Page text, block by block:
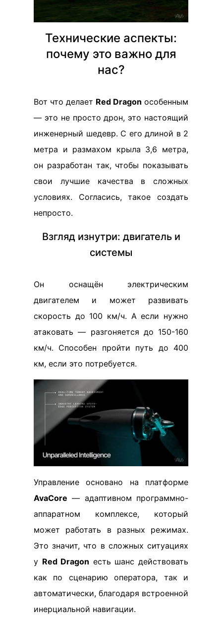
Технические аспекты:
почему это важно для
нас?
Вот что делает Red Dragon особенным
— это не просто дрон, это настоящий
инженерный шедевр. С его длиной в 2
метра и размахом крыла 3,6 метра,
он разработан так, чтобы показывать
свои лучшие качества в сложных
условиях. Согласись, такое создать
непросто.
Взгляд изнутри: двигатель и
системы
Он оснащён электрическим
двигателем и может развивать
скорость до 100 км/ч. А если нужно
атаковать — разгоняется до 150-160
км/ч. Способен пройти путь до 400
км, если это потребуется.
Управление основано на платформе
AvaCore — адаптивном программно-
аппаратном комплексе, который
может работать в разных режимах.
Это значит, что в сложных ситуациях
у Red Dragon есть шанс действовать
как по сценарию оператора, так и
автоматически, благодаря встроенной
инерциальной навигации.